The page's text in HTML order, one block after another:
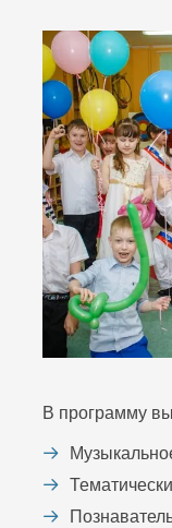
В программу